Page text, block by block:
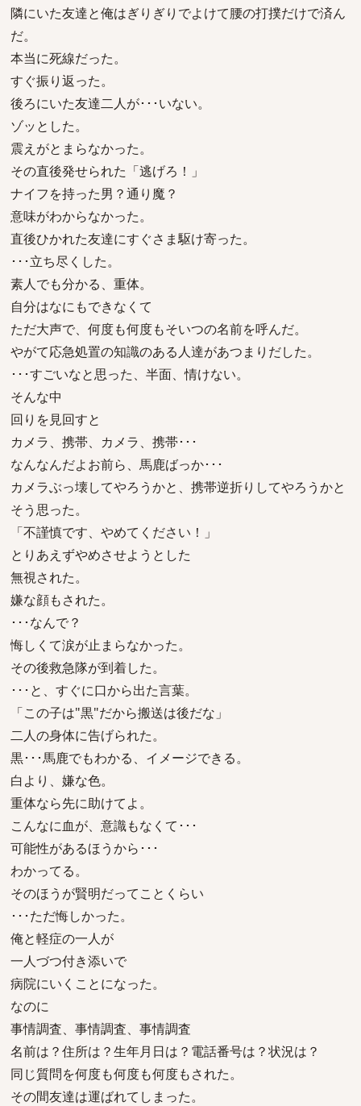
隣にいた友達と俺はぎりぎりでよけて腰の打撲だけで済ん
だ。
本当に死線だった。
すぐ振り返った。
後ろにいた友達二人が･･･いない。
ゾッとした。
震えがとまらなかった。
その直後発せられた「逃げろ！」
ナイフを持った男？通り魔？
意味がわからなかった。
直後ひかれた友達にすぐさま駆け寄った。
･･･立ち尽くした。
素人でも分かる、重体。
自分はなにもできなくて
ただ大声で、何度も何度もそいつの名前を呼んだ。
やがて応急処置の知識のある人達があつまりだした。
･･･すごいなと思った、半面、情けない。
そんな中
回りを見回すと
カメラ、携帯、カメラ、携帯･･･
なんなんだよお前ら、馬鹿ばっか･･･
カメラぶっ壊してやろうかと、携帯逆折りしてやろうかと
そう思った。
「不謹慎です、やめてください！」
とりあえずやめさせようとした
無視された。
嫌な顔もされた。
･･･なんで？
悔しくて涙が止まらなかった。
その後救急隊が到着した。
･･･と、すぐに口から出た言葉。
「この子は"黒"だから搬送は後だな」
二人の身体に告げられた。
黒･･･馬鹿でもわかる、イメージできる。
白より、嫌な色。
重体なら先に助けてよ。
こんなに血が、意識もなくて･･･
可能性があるほうから･･･
わかってる。
そのほうが賢明だってことくらい
･･･ただ悔しかった。
俺と軽症の一人が
一人づつ付き添いで
病院にいくことになった。
なのに
事情調査、事情調査、事情調査
名前は？住所は？生年月日は？電話番号は？状況は？
同じ質問を何度も何度も何度もされた。
その間友達は運ばれてしまった。